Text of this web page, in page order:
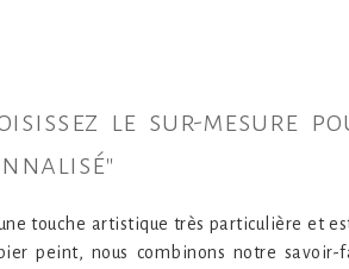
le sur-mesure
touche artistique très particulière et
peint, nous combinons notre